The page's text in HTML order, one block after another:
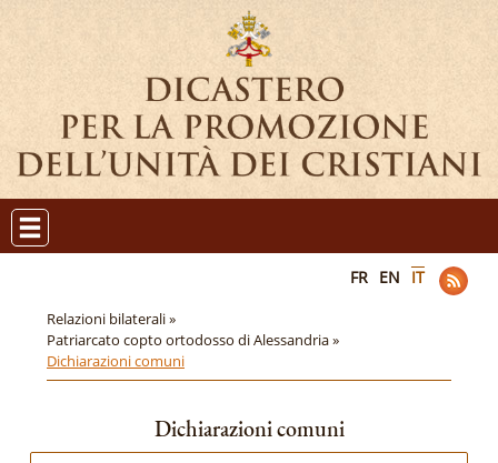
FR EN IT
Relazioni bilaterali »
Patriarcato copto ortodosso di Alessandria »
Dichiarazioni comuni
Dichiarazioni comuni